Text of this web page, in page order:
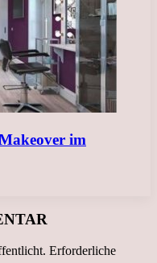
im
Erforderliche